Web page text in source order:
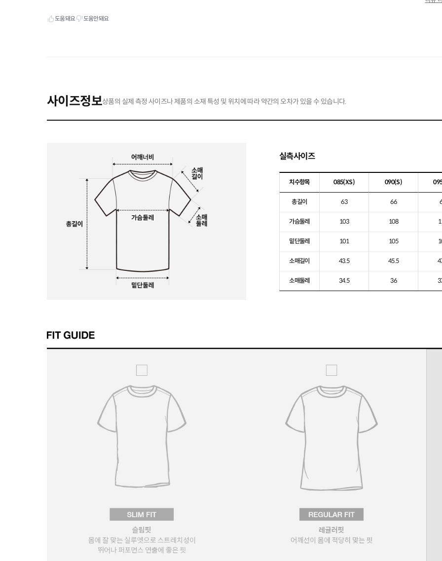
사이즈정보상품의 실제 측정 사이즈나 제품의 소재 특성 및 위치에 따라 약간의 오차가 있을 수 있습니다.
실측사이즈
치수항목 085(XS) 090(S)
총길이 63 66
가슴둘레 103 108
밑단둘레 101 105
소매길이 43.5 45.5
소매둘레 34.5 36